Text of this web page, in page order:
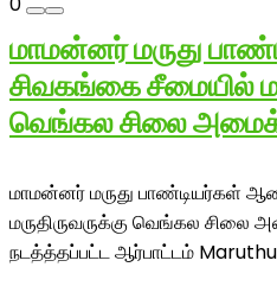
மாமன்னர் மருது
சிவகங்கை சீமையில்
வெங்கல சிலை
மாமன்னர் மருது பாண்டியர்கள்
மருதிருவருக்கு வெங்கல சிலை
நடத்த்தப்பட்ட ஆர்பாட்டம்